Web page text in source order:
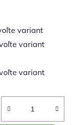
variant
variant
variant